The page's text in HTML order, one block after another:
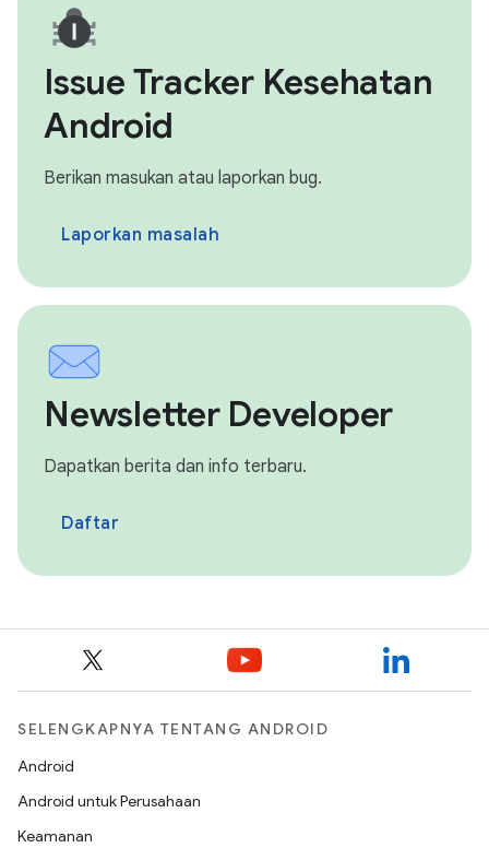
Issue Tracker Kesehatan
Android
Berikan masukan atau laporkan bug.
Laporkan masalah
Newsletter Developer
Dapatkan berita dan info terbaru.
Daftar
SELENGKAPNYA TENTANG ANDROID
Android
Android untuk Perusahaan
Keamanan